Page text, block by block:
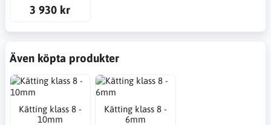
3 930 kr
Även köpta produkter
Kätting klass 8 -
10mm
Kätting klass 8 -
6mm